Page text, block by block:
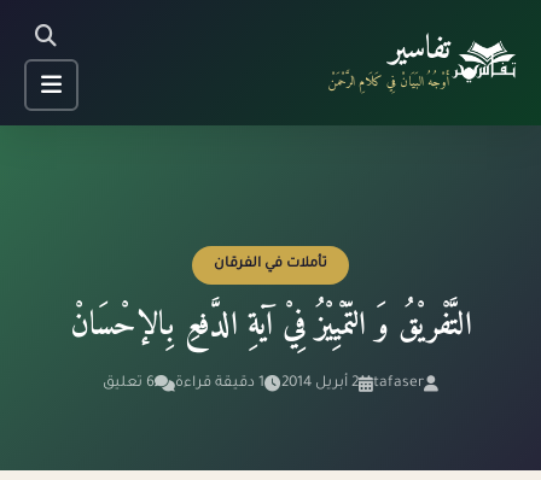
تفاسير
أَوْجُهُ البَيَانْ فِي كَلَامِ الرَّحْمَنْ
تأملات في الفرقان
التَّفْريْقُ وَ التّمْيِيْزُ فِيْ آيةِ الدَّفعِ بِالإحْسَانْ
tafaser 2 أبريل 2014 1 دقيقة قراءة 6 تعليق